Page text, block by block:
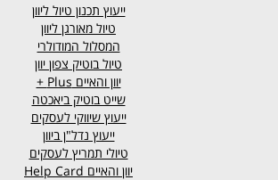
ייעוץ תכנון טיול ליוון
טיול מאורגן ליוון
המסלול המודולרי
טיול בוטיק צפון יוון
יוון והאיים Plus +
שייט בוטיק ביאכטה
ייעוץ שיווקי לעסקים
ייעוץ נדל"ן ביוון
טיולי תמריץ לעסקים
יוון והאיים Help Card